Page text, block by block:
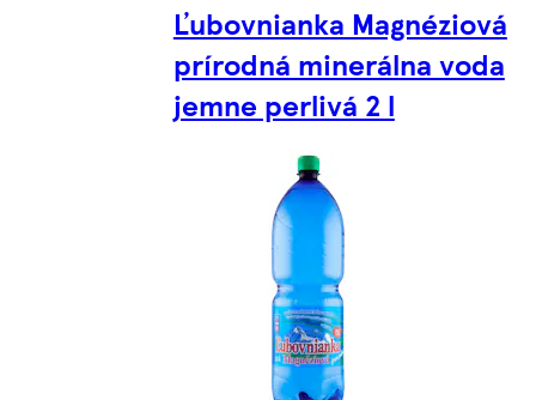
Ľubovnianka Magnéziová
prírodná minerálna voda
jemne perlivá 2 l